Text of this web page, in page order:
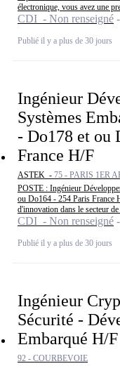
électronique, vous avez une
CDI - Non renseigné
Publié il y a plus de 30 jours
Ingénieur
Systèmes
- Do178 et ou
France H/F
ASTEK - 75 - PARIS 1ER
POSTE : Ingénieur
ou Do164 - 254 Paris France
d'innovation dans le secteur
CDI - Non renseigné
Publié il y a plus de 30 jours
Ingénieur
Sécurité -
Embarqué H/F
92 - COURBEVOIE